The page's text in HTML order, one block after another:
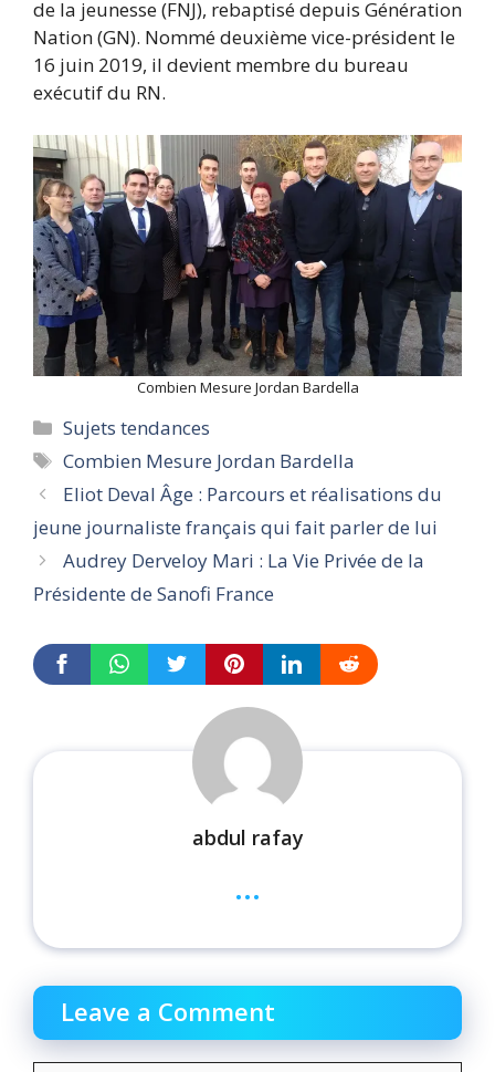
de la jeunesse (FNJ), rebaptisé depuis Génération
Nation (GN). Nommé deuxième vice-président le
16 juin 2019, il devient membre du bureau
exécutif du RN.
Combien Mesure Jordan Bardella
Categories
Sujets tendances
Tags
Combien Mesure Jordan Bardella
Eliot Deval Âge : Parcours et réalisations du
jeune journaliste français qui fait parler de lui
Audrey Derveloy Mari : La Vie Privée de la
Présidente de Sanofi France
abdul rafay
...
Leave a Comment